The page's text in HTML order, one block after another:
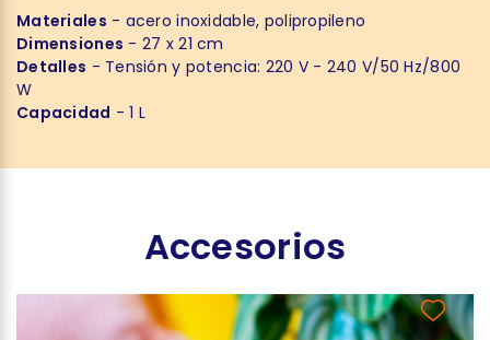
Materiales - acero inoxidable, polipropileno
Dimensiones - 27 x 21 cm
Detalles - Tensión y potencia: 220 V - 240 V/50 Hz/800
W
Capacidad - 1 L
Accesorios